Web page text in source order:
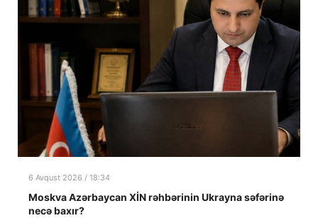
6 Avqust 2026 / 18:34
Moskva Azərbaycan XİN rəhbərinin Ukrayna səfərinə
necə baxır?